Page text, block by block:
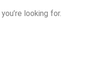
looking for.